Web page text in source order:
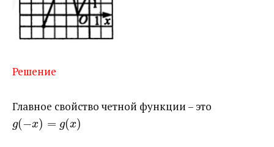
Решение
Главное свойство четной функции – это ​
g(−x) = g(x)